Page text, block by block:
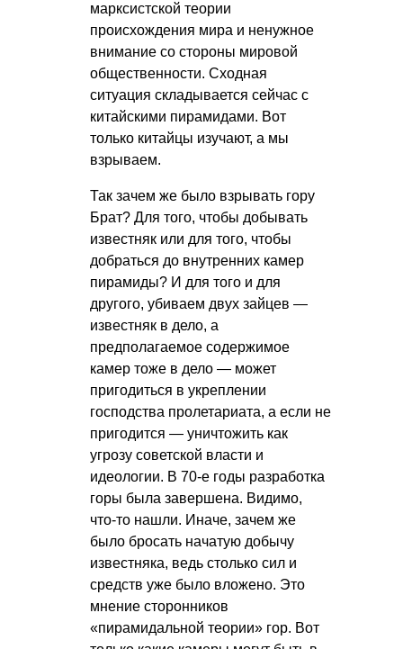
марксистской теории
происхождения мира и ненужное
внимание со стороны мировой
общественности. Сходная
ситуация складывается сейчас с
китайскими пирамидами. Вот
только китайцы изучают, а мы
взрываем.
Так зачем же было взрывать гору
Брат? Для того, чтобы добывать
известняк или для того, чтобы
добраться до внутренних камер
пирамиды? И для того и для
другого, убиваем двух зайцев —
известняк в дело, а
предполагаемое содержимое
камер тоже в дело — может
пригодиться в укреплении
господства пролетариата, а если не
пригодится — уничтожить как
угрозу советской власти и
идеологии. В 70-е годы разработка
горы была завершена. Видимо,
что-то нашли. Иначе, зачем же
было бросать начатую добычу
известняка, ведь столько сил и
средств уже было вложено. Это
мнение сторонников
«пирамидальной теории» гор. Вот